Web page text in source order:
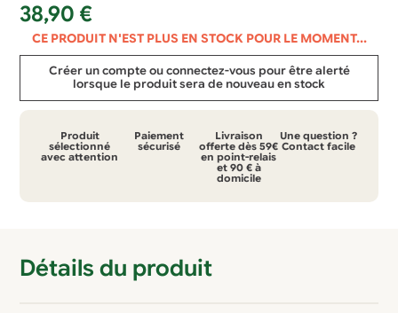
38,90 €
CE PRODUIT N'EST PLUS EN STOCK POUR LE MOMENT...
Créer un compte ou connectez-vous pour être alerté
lorsque le produit sera de nouveau en stock
Produit
sélectionné
avec attention
Paiement
sécurisé
Livraison
offerte dès 59€
en point-relais
et 90 € à
domicile
Une question ?
Contact facile
Détails du produit